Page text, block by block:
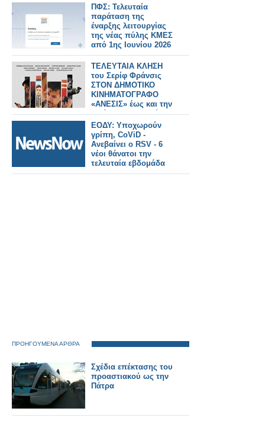
ΠΦΣ: Τελευταία
παράταση της
έναρξης λειτουργίας
της νέας πύλης ΚΜΕΣ
από 1ης Ιουνίου 2026
ΤΕΛΕΥΤΑΙΑ ΚΛΗΣΗ
του Σερίφ Φράνσις
ΣΤΟΝ ΔΗΜΟΤΙΚΟ
ΚΙΝΗΜΑΤΟΓΡΑΦΟ
«ΑΝΕΣΙΣ» έως και την
Τετάρτη 15 Απριλίου
2026
ΕΟΔΥ: Υποχωρούν
γρίπη, CoViD -
Ανεβαίνει ο RSV - 6
νέοι θάνατοι την
τελευταία εβδομάδα
ΠΡΟΗΓΟΥΜΕΝΑ ΑΡΘΡΑ
Σχέδια επέκτασης του
προαστιακού ως την
Πάτρα